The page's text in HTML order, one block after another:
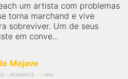
um artista com problemas
torna marchand e vive
sobreviver. Um de seus
em conve...
Mojave
ROMANCE MIN